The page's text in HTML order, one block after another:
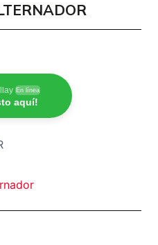
En línea
aquí!